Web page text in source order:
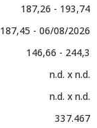
187,26 - 193,74
187,45 - 06/08/2026
146,66 - 244,3
n.d. x n.d.
n.d. x n.d.
337.467